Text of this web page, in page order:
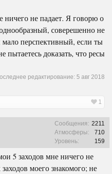
не падает. Я говорю о
соверешенно не
перспективный, если ты
доказать, что ресы
редактирование: 5 авг 2018
1
Сообщения: 2211
Атмосферы:
710
Уровень:
159
5 заходов мне ничего не
моего знакомого; не